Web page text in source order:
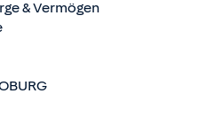
& Vermögen